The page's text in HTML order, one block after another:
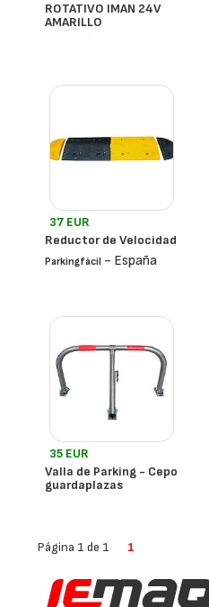
ROTATIVO IMAN 24V
AMARILLO
- España
37 EUR
Reductor de Velocidad
Parkingfácil - España
35 EUR
Valla de Parking - Cepo
guardaplazas
- España
Página 1 de 1 1